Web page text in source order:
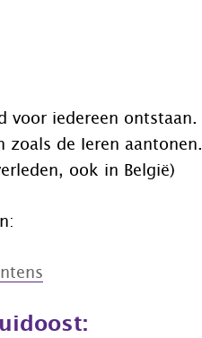
voor iedereen ontstaan.
zoals de Ieren aantonen.
ook in België)